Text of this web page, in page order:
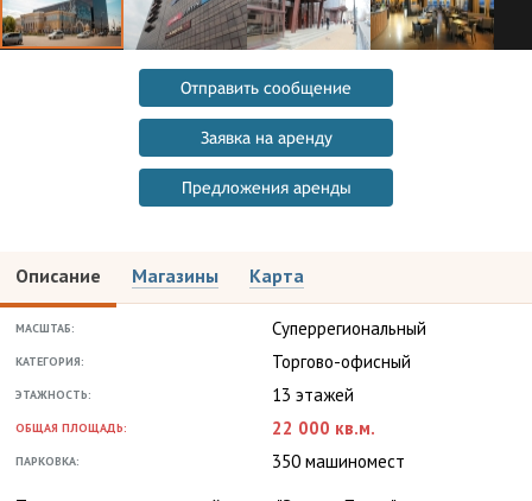
Отправить сообщение
Заявка на аренду
Предложения аренды
Описание Магазины Карта
МАСШТАБ: Суперрегиональный
КАТЕГОРИЯ: Торгово-офисный
ЭТАЖНОСТЬ: 13 этажей
ОБЩАЯ ПЛОЩАДЬ: 22 000 кв.м.
ПАРКОВКА:
350 машиномест